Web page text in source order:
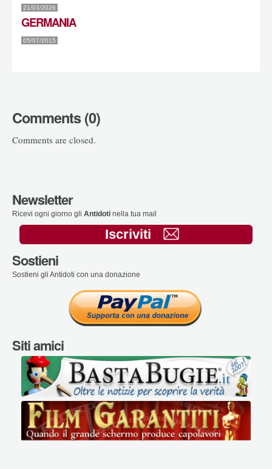
21/03/2026
GERMANIA
05/07/2015
Comments (0)
Comments are closed.
Newsletter
Ricevi ogni giorno gli Antidoti nella tua mail
Iscriviti
Sostieni
Sostieni gli Antidoti con una donazione
Siti amici